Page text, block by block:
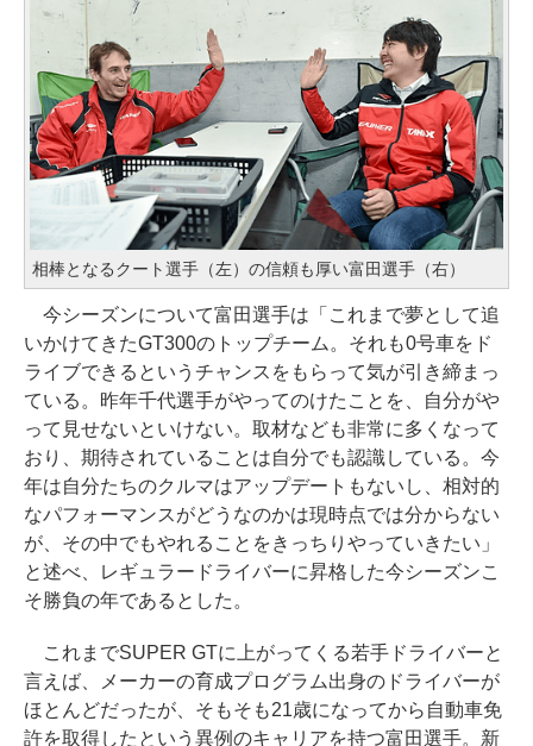
相棒となるクート選手（左）の信頼も厚い富田選手（右）
今シーズンについて富田選手は「これまで夢として追
いかけてきたGT300のトップチーム。それも0号車をド
ライブできるというチャンスをもらって気が引き締まっ
ている。昨年千代選手がやってのけたことを、自分がや
って見せないといけない。取材なども非常に多くなって
おり、期待されていることは自分でも認識している。今
年は自分たちのクルマはアップデートもないし、相対的
なパフォーマンスがどうなのかは現時点では分からない
が、その中でもやれることをきっちりやっていきたい」
と述べ、レギュラードライバーに昇格した今シーズンこ
そ勝負の年であるとした。
これまでSUPER GTに上がってくる若手ドライバーと
言えば、メーカーの育成プログラム出身のドライバーが
ほとんどだったが、そもそも21歳になってから自動車免
許を取得したという異例のキャリアを持つ富田選手。新